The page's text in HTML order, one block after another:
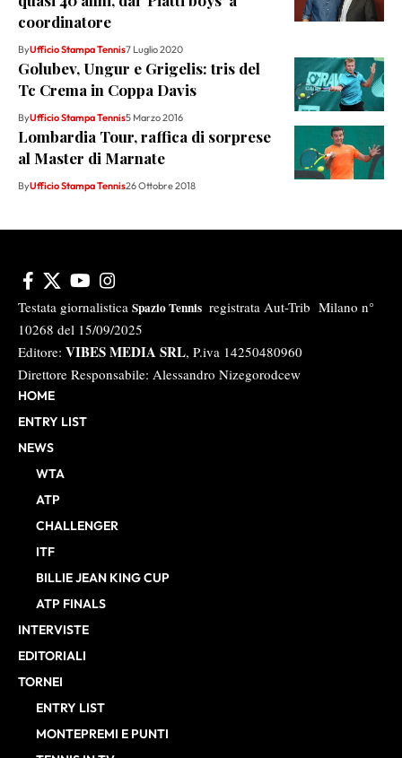
coordinatore
ByUfficio Stampa Tennis7 Luglio 2020
Golubev, Ungur e Grigelis: tris del
Tc Crema in Coppa Davis
ByUfficio Stampa Tennis5 Marzo 2016
Lombardia Tour, raffica di sorprese
al Master di Marnate
ByUfficio Stampa Tennis26 Ottobre 2018
Testata giornalistica Spazio Tennis registrata Aut-Trib Milano n°
10268 del 15/09/2025
Editore: VIBES MEDIA SRL, P.iva 14250480960
Direttore Responsabile: Alessandro Nizegorodcew
HOME
ENTRY LIST
NEWS
WTA
ATP
CHALLENGER
ITF
BILLIE JEAN KING CUP
ATP FINALS
INTERVISTE
EDITORIALI
TORNEI
ENTRY LIST
MONTEPREMI E PUNTI